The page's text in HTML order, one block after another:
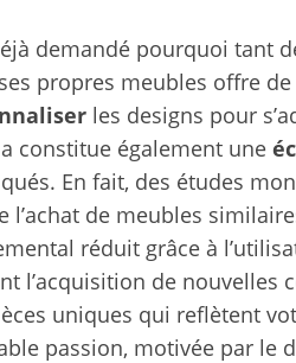
demandé pourquoi tant
propres meubles offre
les designs pour
constitue également une
En fait, des études
l’achat de meubles
réduit grâce à
l’acquisition de
uniques qui reflètent
passion, motivée par le
Idées de loisirs
famille